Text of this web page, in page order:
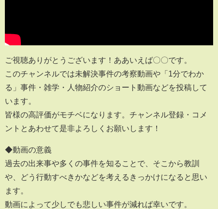
ご視聴ありがとうございます！ああいえば〇〇です。
このチャンネルでは未解決事件の考察動画や「1分でわか
る」事件・雑学・人物紹介のショート動画などを投稿して
います。
皆様の高評価がモチベになります。チャンネル登録・コメ
ントとあわせて是非よろしくお願いします！
◆動画の意義
過去の出来事や多くの事件を知ることで、そこから教訓
や、どう行動すべきかなどを考えるきっかけになると思い
ます。
動画によって少しでも悲しい事件が減れば幸いです。